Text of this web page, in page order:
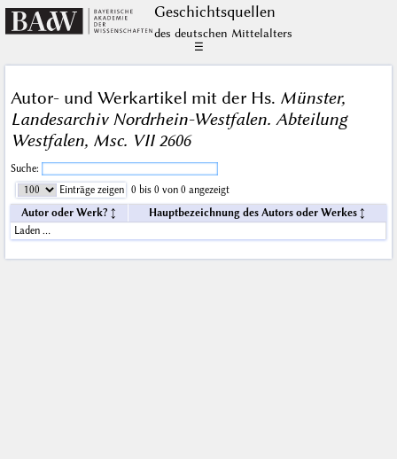
Geschichts­quellen
des deutschen Mittelalters
☰
Autor- und Werkartikel mit der Hs. Münster,
Landesarchiv Nordrhein-Westfalen. Abteilung
Westfalen, Msc. VII 2606
Suche:
Einträge zeigen
0 bis 0 von 0 angezeigt
Autor oder Werk?
Hauptbezeichnung des Autors oder Werkes
Laden …